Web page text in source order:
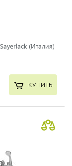
(Италия)
КУПИТЬ